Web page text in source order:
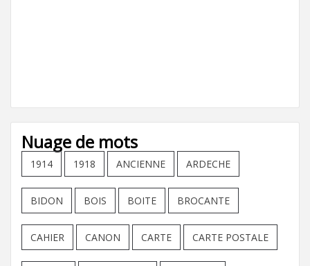
Nuage de mots
1914 1918 ANCIENNE ARDECHE
BIDON BOIS BOITE BROCANTE
CAHIER CANON CARTE CARTE POSTALE